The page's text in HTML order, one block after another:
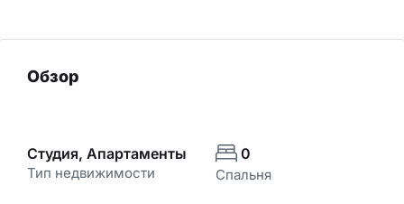
Обзор
Студия, Апартаменты
Тип недвижимости
0
Спальня